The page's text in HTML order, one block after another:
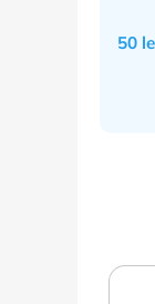
50